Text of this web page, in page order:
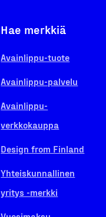
Hae merkkiä
Avainlippu-tuote
Avainlippu-palvelu
Avainlippu-
verkkokauppa
Design from Finland
Yhteiskunnallinen
yritys -merkki